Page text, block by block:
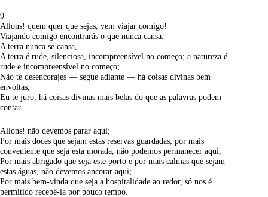
9
Allons! quem quer que sejas, vem viajar comigo!
Viajando comigo encontrarás o que nunca cansa.
A terra nunca se cansa,
A terra é rude, silenciosa, incompreensível no começo; a natureza é
rude e incompreensível no começo;
Não te desencorajes — segue adiante — há coisas divinas bem
envoltas;
Eu te juro: há coisas divinas mais belas do que as palavras podem
contar.
Allons! não devemos parar aqui;
Por mais doces que sejam estas reservas guardadas, por mais
conveniente que seja esta morada, não podemos permanecer aqui;
Por mais abrigado que seja este porto e por mais calmas que sejam
estas águas, não devemos ancorar aqui;
Por mais bem-vinda que seja a hospitalidade ao redor, só nos é
permitido recebê-la por pouco tempo.